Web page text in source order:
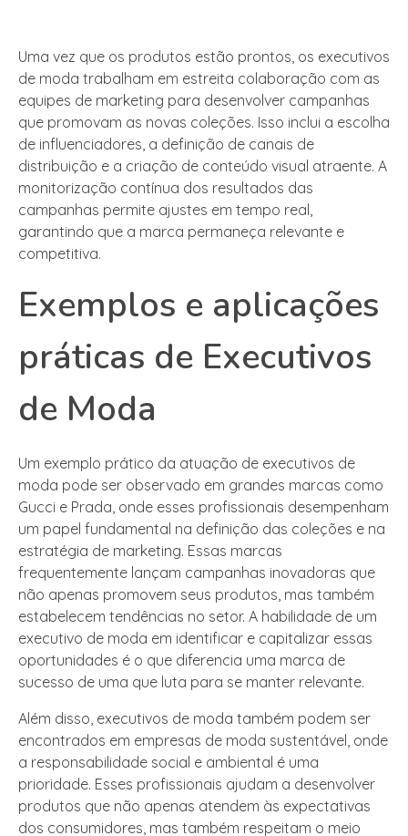
Uma vez que os produtos estão prontos, os executivos
de moda trabalham em estreita colaboração com as
equipes de marketing para desenvolver campanhas
que promovam as novas coleções. Isso inclui a escolha
de influenciadores, a definição de canais de
distribuição e a criação de conteúdo visual atraente. A
monitorização contínua dos resultados das
campanhas permite ajustes em tempo real,
garantindo que a marca permaneça relevante e
competitiva.
Exemplos e aplicações
práticas de Executivos
de Moda
Um exemplo prático da atuação de executivos de
moda pode ser observado em grandes marcas como
Gucci e Prada, onde esses profissionais desempenham
um papel fundamental na definição das coleções e na
estratégia de marketing. Essas marcas
frequentemente lançam campanhas inovadoras que
não apenas promovem seus produtos, mas também
estabelecem tendências no setor. A habilidade de um
executivo de moda em identificar e capitalizar essas
oportunidades é o que diferencia uma marca de
sucesso de uma que luta para se manter relevante.
Além disso, executivos de moda também podem ser
encontrados em empresas de moda sustentável, onde
a responsabilidade social e ambiental é uma
prioridade. Esses profissionais ajudam a desenvolver
produtos que não apenas atendem às expectativas
dos consumidores, mas também respeitam o meio